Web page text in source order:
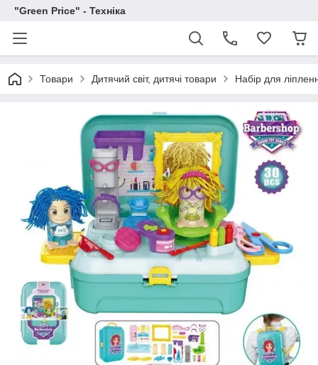
"Green Price" - Техніка
Товари Дитячий світ, дитячі товари Набір для